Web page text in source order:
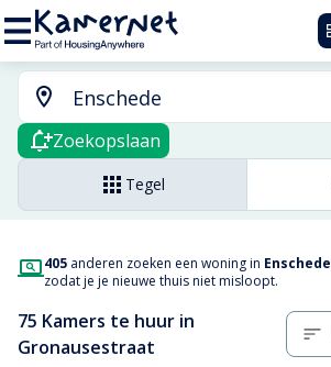
Zoekopslaan
Tegel
405 anderen zoeken een woning in Enschede
zodat je je nieuwe thuis niet misloopt.
75 Kamers te huur in
Gronausestraat